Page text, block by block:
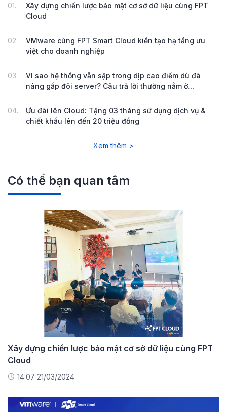
01.
Xây dựng chiến lược bảo mật cơ sở dữ liệu cùng FPT
Cloud
02.
VMware cùng FPT Smart Cloud kiến tạo hạ tầng ưu
việt cho doanh nghiệp
03.
Vì sao hệ thống vẫn sập trong dịp cao điểm dù đã
nâng gấp đôi server? Câu trả lời thường nằm ở
Database
04.
Ưu đãi lên Cloud: Tặng 03 tháng sử dụng dịch vụ &
chiết khấu lên đến 20 triệu đồng
Xem thêm >
Có thể bạn quan tâm
Xây dựng chiến lược bảo mật cơ sở dữ liệu cùng FPT
Cloud
14:07 21/03/2024